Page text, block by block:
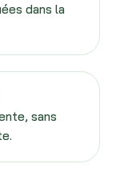
dans la
sans